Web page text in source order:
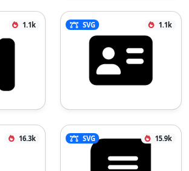
1.1k SVG 1.1k
16.3k SVG 15.9k